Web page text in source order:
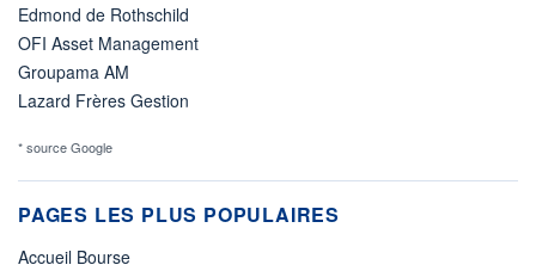
Edmond de Rothschild
OFI Asset Management
Groupama AM
Lazard Frères Gestion
* source Google
PAGES LES PLUS POPULAIRES
Accueil Bourse